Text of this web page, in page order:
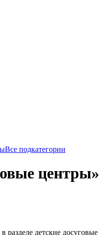
Все подкатегории
центры»
разделе детские досуговые